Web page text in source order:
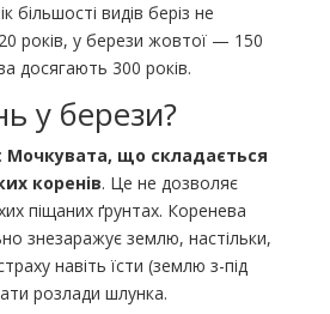
більшості видів беріз не
років, у берези жовтої — 150
досягають 300 років.
у берези?
Мочкувата, що складається
коренів. Це не дозволяє
піщаних ґрунтах. Коренева
знезаражує землю, настільки,
навіть їсти (землю з-під
розлади шлунка.